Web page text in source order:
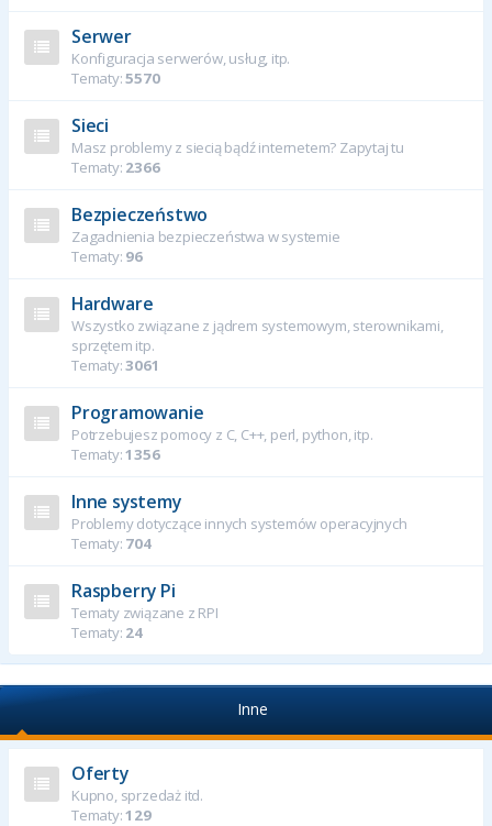
Serwer
Konfiguracja serwerów, usług, itp.
Tematy:5570
Sieci
Masz problemy z siecią bądź internetem? Zapytaj tu
Tematy: 2366
Bezpieczeństwo
Zagadnienia bezpieczeństwa w systemie
Tematy: 96
Hardware
Wszystko związane z jądrem systemowym, sterownikami,
sprzętem itp.
Tematy:3061
Programowanie
Potrzebujesz pomocy z C, C++, perl, python, itp.
Tematy:1356
Inne systemy
Problemy dotyczące innych systemów operacyjnych
Tematy: 704
Raspberry Pi
Tematy związane z RPI
Tematy: 24
Inne
Oferty
Kupno, sprzedaż itd.
Tematy:129